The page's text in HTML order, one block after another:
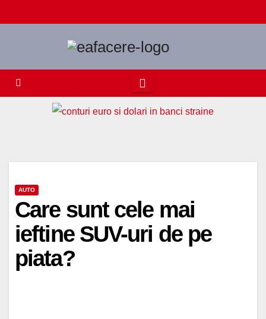
to
AUTO
Care sunt cele mai
ieftine SUV-uri de pe
piata?